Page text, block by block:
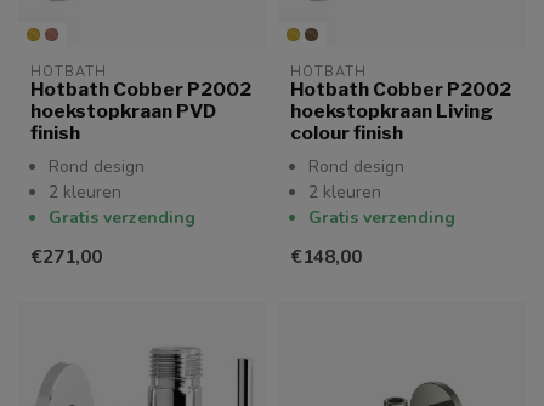
HOTBATH
Hotbath Cobber P2002
hoekstopkraan PVD
finish
Rond design
2 kleuren
Gratis verzending
€271,00
HOTBATH
Hotbath Cobber P2002
hoekstopkraan Living
colour finish
Rond design
2 kleuren
Gratis verzending
€148,00